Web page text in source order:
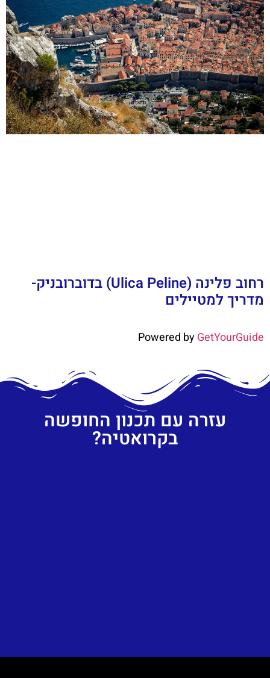
רחוב פלינה (Ulica Peline) בדוברובניק-
מדריך למטיילים
Powered byGetYourGuide
עזרה עם תכנון החופשה
בקרואטיה?